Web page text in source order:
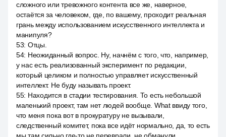
сложного или тревожного контента все же, наверное,
остаётся за человеком, где, по вашему, проходит реальная
грань между использованием искусственного интеллекта и
манипуля?
53: Отцы.
54: Неожиданный вопрос. Ну, начнём с того, что, например,
у нас есть реализованный эксперимент по редакции,
который целиком и полностью управляет искусственный
интеллект. Не буду называть проект.
55: Находится в стадии тестирования. То есть небольшой
маленький проект, там нет людей вообще. What ввиду того,
что меня пока вот в прокуратуру не вызывали,
следственный комитет, пока все идёт нормально, да, то есть